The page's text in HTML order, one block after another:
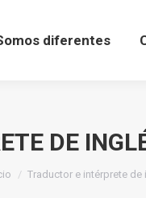
diferentes
DE
aquí:Traductor e intérprete de